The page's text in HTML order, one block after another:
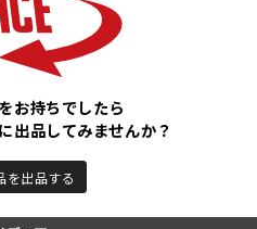
お持ちでしたら
出品してみませんか？
を出品する